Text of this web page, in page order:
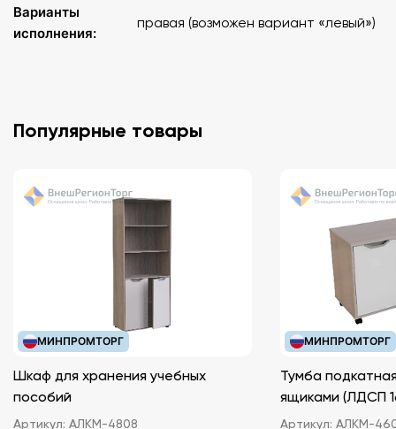
Варианты
исполнения:
правая (возможен вариант «левый»)
Популярные товары
МИНПРОМТОРГ
Шкаф для хранения учебных
пособий
Артикул: АЛКМ-4808
МИНПРОМТОРГ
Тумба
ящиками
Артикул: АЛКМ-